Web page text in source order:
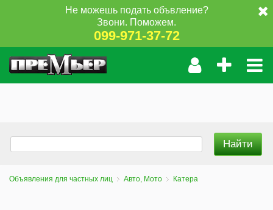
Не можешь подать объвление?
Звони. Поможем.
099-971-37-72
Объявления для частных лиц Авто, Мото Катера